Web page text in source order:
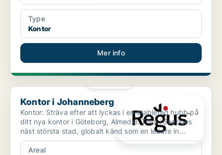
Type
Kontor
Mer info
Kontor i Johanneberg
Kontor i Johanneberg
Kontor: Sträva efter att lyckas i en etablerad hubb på
ditt nya kontor i Göteborg, Almedal. Trivs i Sveriges
näst största stad, globalt känd som en ledare in...
Areal